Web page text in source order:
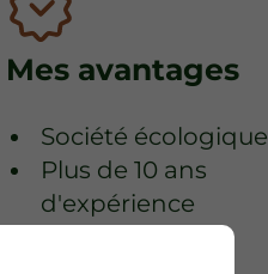
Mes avantages
Société écologique
Plus de 10 ans
d'expérience